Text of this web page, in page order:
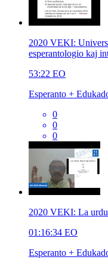
2020 VEKI:
esperantologio kaj
53:22 EO
Esperanto +
0
0
0
2020 VEKI: La
01:16:34 EO
Esperanto +